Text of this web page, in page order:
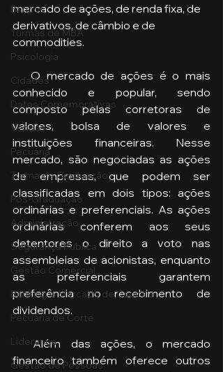
Bancos
Turmas de MBA
Psicologia
Cidades
Datas Comemorativas
Vendas
Pecuária
Turma de Graduação
Pós-Graduação
Administração
Segurança Publica
Gestão Comercial
Banking e Mercado de Capitais
Pecuária de Corte
Liderança
Gestão de Pessoas
mercado de ações, de renda fixa, de
derivativos, de câmbio e de
commodities.
   O mercado de ações é o mais
conhecido e popular, sendo
composto pelas corretoras de
valores, bolsa de valores e
instituições financeiras. Nesse
mercado, são negociadas as ações
de empresas, que podem ser
classificadas em dois tipos: ações
ordinárias e preferenciais. As ações
ordinárias conferem aos seus
detentores o direito a voto nas
assembleias de acionistas, enquanto
as preferenciais garantem
preferência no recebimento de
dividendos.
  Além das ações, o mercado
financeiro também oferece outros